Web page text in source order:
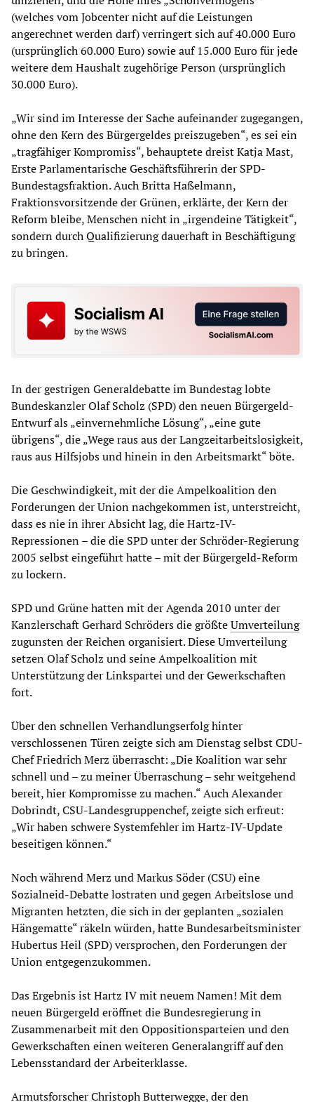
(welches vom Jobcenter nicht auf die Leistungen
angerechnet werden darf) verringert sich auf 40.000 Euro
(ursprünglich 60.000 Euro) sowie auf 15.000 Euro für jede
weitere dem Haushalt zugehörige Person (ursprünglich
30.000 Euro).
„Wir sind im Interesse der Sache aufeinander zugegangen,
ohne den Kern des Bürgergeldes preiszugeben“, es sei ein
„tragfähiger Kompromiss“, behauptete dreist Katja Mast,
Erste Parlamentarische Geschäftsführerin der SPD-
Bundestagsfraktion. Auch Britta Haßelmann,
Fraktionsvorsitzende der Grünen, erklärte, der Kern der
Reform bleibe, Menschen nicht in „irgendeine Tätigkeit“,
sondern durch Qualifizierung dauerhaft in Beschäftigung
zu bringen.
In der gestrigen Generaldebatte im Bundestag lobte
Bundeskanzler Olaf Scholz (SPD) den neuen Bürgergeld-
Entwurf als „einvernehmliche Lösung“, „eine gute
übrigens“, die „Wege raus aus der Langzeitarbeitslosigkeit,
raus aus Hilfsjobs und hinein in den Arbeitsmarkt“ böte.
Die Geschwindigkeit, mit der die Ampelkoalition den
Forderungen der Union nachgekommen ist, unterstreicht,
dass es nie in ihrer Absicht lag, die Hartz-IV-
Repressionen – die die SPD unter der Schröder-Regierung
2005 selbst eingeführt hatte – mit der Bürgergeld-Reform
zu lockern.
SPD und Grüne hatten mit der Agenda 2010 unter der
Kanzlerschaft Gerhard Schröders die größteUmverteilung
zugunsten der Reichen organisiert. Diese Umverteilung
setzen Olaf Scholz und seine Ampelkoalition mit
Unterstützung der Linkspartei und der Gewerkschaften
fort.
Über den schnellen Verhandlungserfolg hinter
verschlossenen Türen zeigte sich am Dienstag selbst CDU-
Chef Friedrich Merz überrascht: „Die Koalition war sehr
schnell und – zu meiner Überraschung – sehr weitgehend
bereit, hier Kompromisse zu machen.“ Auch Alexander
Dobrindt, CSU-Landesgruppenchef, zeigte sich erfreut:
„Wir haben schwere Systemfehler im Hartz-IV-Update
beseitigen können.“
Noch während Merz und Markus Söder (CSU) eine
Sozialneid-Debatte lostraten und gegen Arbeitslose und
Migranten hetzten, die sich in der geplanten „sozialen
Hängematte“ räkeln würden, hatte Bundesarbeitsminister
Hubertus Heil (SPD) versprochen, den Forderungen der
Union entgegenzukommen.
Das Ergebnis ist Hartz IV mit neuem Namen! Mit dem
neuen Bürgergeld eröffnet die Bundesregierung in
Zusammenarbeit mit den Oppositionsparteien und den
Gewerkschaften einen weiteren Generalangriff auf den
Lebensstandard der Arbeiterklasse.
Armutsforscher Christoph Butterwegge, der den